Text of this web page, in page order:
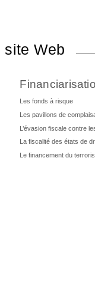
site Web
Les fonds à risque
Les pavillons de
L’évasion fiscale contre
La fiscalité des états de
Le financement du